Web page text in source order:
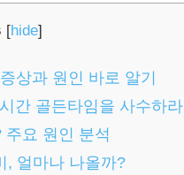
[hide]
상과 원인 바로 알기
간 골든타임을 사수하라
요 원인 분석
, 얼마나 나올까?